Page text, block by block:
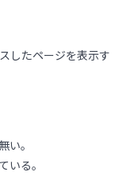
したページを表示す
い。
いる。